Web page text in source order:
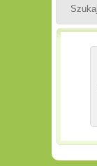
Szukaj